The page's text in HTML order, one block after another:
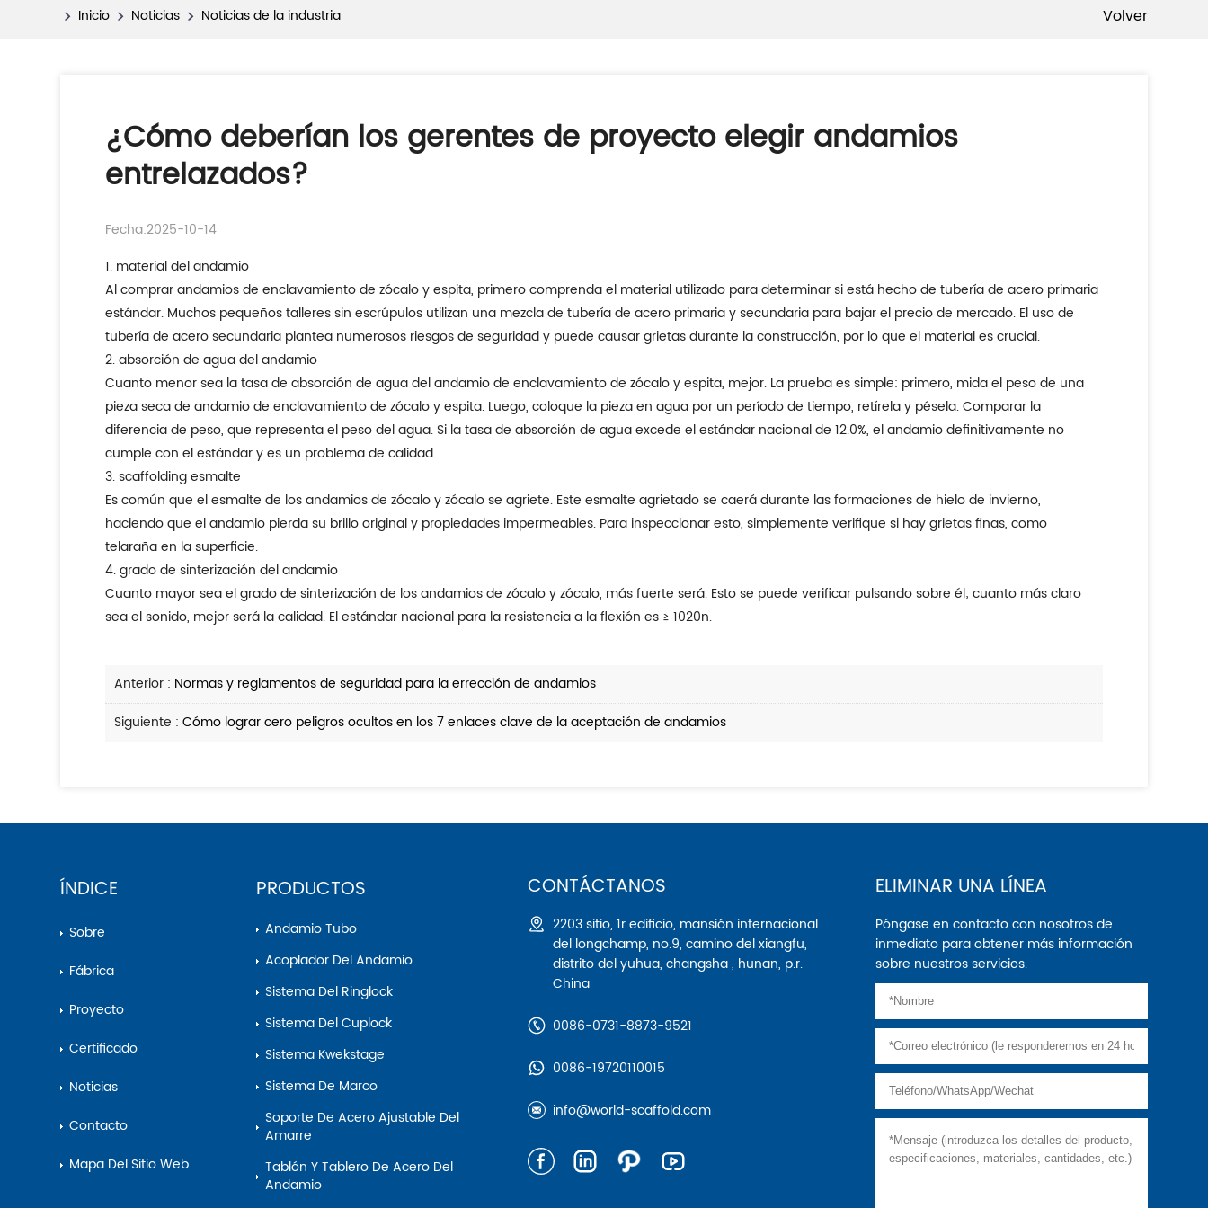
Volver
Inicio Noticias Noticias de la industria
¿Cómo deberían los gerentes de proyecto elegir andamios
entrelazados?
Fecha:2025-10-14
1. material del andamio
Al comprar andamios de enclavamiento de zócalo y espita, primero comprenda el material utilizado para determinar si está hecho de tubería de acero primaria
estándar. Muchos pequeños talleres sin escrúpulos utilizan una mezcla de tubería de acero primaria y secundaria para bajar el precio de mercado. El uso de
tubería de acero secundaria plantea numerosos riesgos de seguridad y puede causar grietas durante la construcción, por lo que el material es crucial.
2. absorción de agua del andamio
Cuanto menor sea la tasa de absorción de agua del andamio de enclavamiento de zócalo y espita, mejor. La prueba es simple: primero, mida el peso de una
pieza seca de andamio de enclavamiento de zócalo y espita. Luego, coloque la pieza en agua por un período de tiempo, retírela y pésela. Comparar la
diferencia de peso, que representa el peso del agua. Si la tasa de absorción de agua excede el estándar nacional de 12.0%, el andamio definitivamente no
cumple con el estándar y es un problema de calidad.
3. scaffolding esmalte
Es común que el esmalte de los andamios de zócalo y zócalo se agriete. Este esmalte agrietado se caerá durante las formaciones de hielo de invierno,
haciendo que el andamio pierda su brillo original y propiedades impermeables. Para inspeccionar esto, simplemente verifique si hay grietas finas, como
telaraña en la superficie.
4. grado de sinterización del andamio
Cuanto mayor sea el grado de sinterización de los andamios de zócalo y zócalo, más fuerte será. Esto se puede verificar pulsando sobre él; cuanto más claro
sea el sonido, mejor será la calidad. El estándar nacional para la resistencia a la flexión es ≥ 1020n.
Anterior : Normas y reglamentos de seguridad para la errección de andamios
Siguiente :Cómo lograr cero peligros ocultos en los 7 enlaces clave de la aceptación de andamios
ÍNDICE
Sobre
Fábrica
Proyecto
Certificado
Noticias
Contacto
Mapa Del Sitio Web
PRODUCTOS
Andamio Tubo
Acoplador Del Andamio
Sistema Del Ringlock
Sistema Del Cuplock
Sistema Kwekstage
Sistema De Marco
Soporte De Acero Ajustable Del
Amarre
Tablón Y Tablero De Acero Del
Andamio
CONTÁCTANOS
2203 sitio, 1r edificio, mansión internacional
del longchamp, no.9, camino del xiangfu,
distrito del yuhua, changsha , hunan, p.r.
China
0086-0731-8873-9521
0086-19720110015
info@world-scaffold.com
ELIMINAR UNA LÍNEA
Póngase en contacto con nosotros de
inmediato para obtener más información
sobre nuestros servicios.